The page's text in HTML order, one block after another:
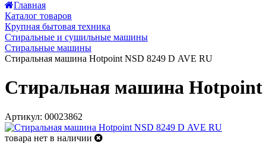
Главная
Каталог товаров
Крупная бытовая техника
Стиральные и сушильные машины
Стиральные машины
Стиральная машина Hotpoint NSD 8249 D AVE RU
Стиральная машина Hotpoint
Артикул: 00023862
товара нет в наличии